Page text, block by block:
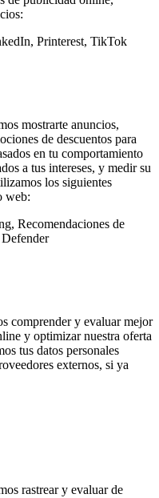
Printerest, TikTok
mostrarte anuncios,
de descuentos para
en tu comportamiento
a tus intereses, y medir su
los siguientes
web:
Recomendaciones de
comprender y evaluar mejor
y optimizar nuestra oferta
tus datos personales
externos, si ya
rastrear y evaluar de